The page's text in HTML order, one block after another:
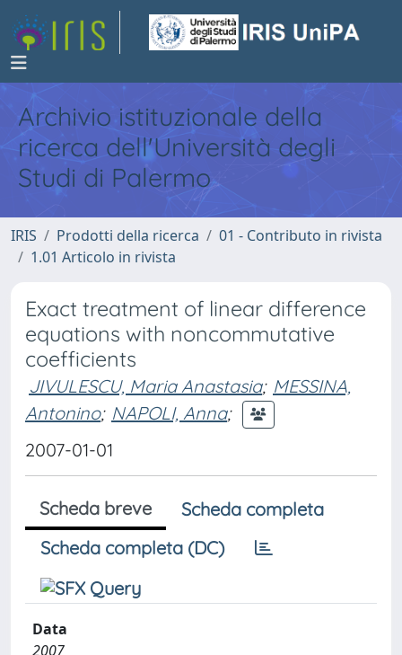
Archivio istituzionale della
ricerca dell'Università degli
Studi di Palermo
IRIS Prodotti della ricerca
01 - Contributo in rivista
1.01 Articolo in rivista
Exact treatment of linear difference
equations with noncommutative
coefficients
JIVULESCU, Maria Anastasia; MESSINA,
Antonino; NAPOLI, Anna;
2007-01-01
Scheda breve
Scheda completa
Scheda completa (DC)
Data
2007